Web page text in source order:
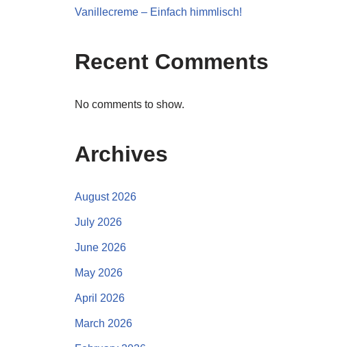
Vanillecreme – Einfach himmlisch!
Recent Comments
No comments to show.
Archives
August 2026
July 2026
June 2026
May 2026
April 2026
March 2026